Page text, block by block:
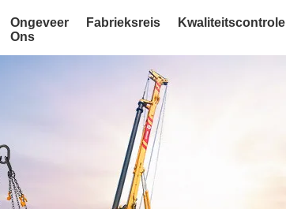
Ongeveer
Ons
Fabrieksreis Kwaliteitscontrole